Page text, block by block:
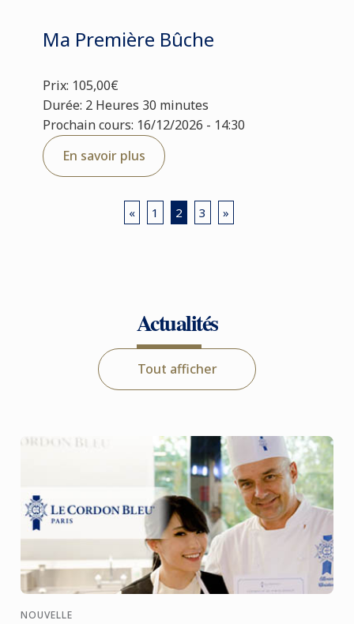
Ma Première Bûche
Prix: 105,00€
Durée: 2 Heures 30 minutes
Prochain cours: 16/12/2026 - 14:30
En savoir plus
« 1 2 3 »
Actualités
Tout afficher
NOUVELLE